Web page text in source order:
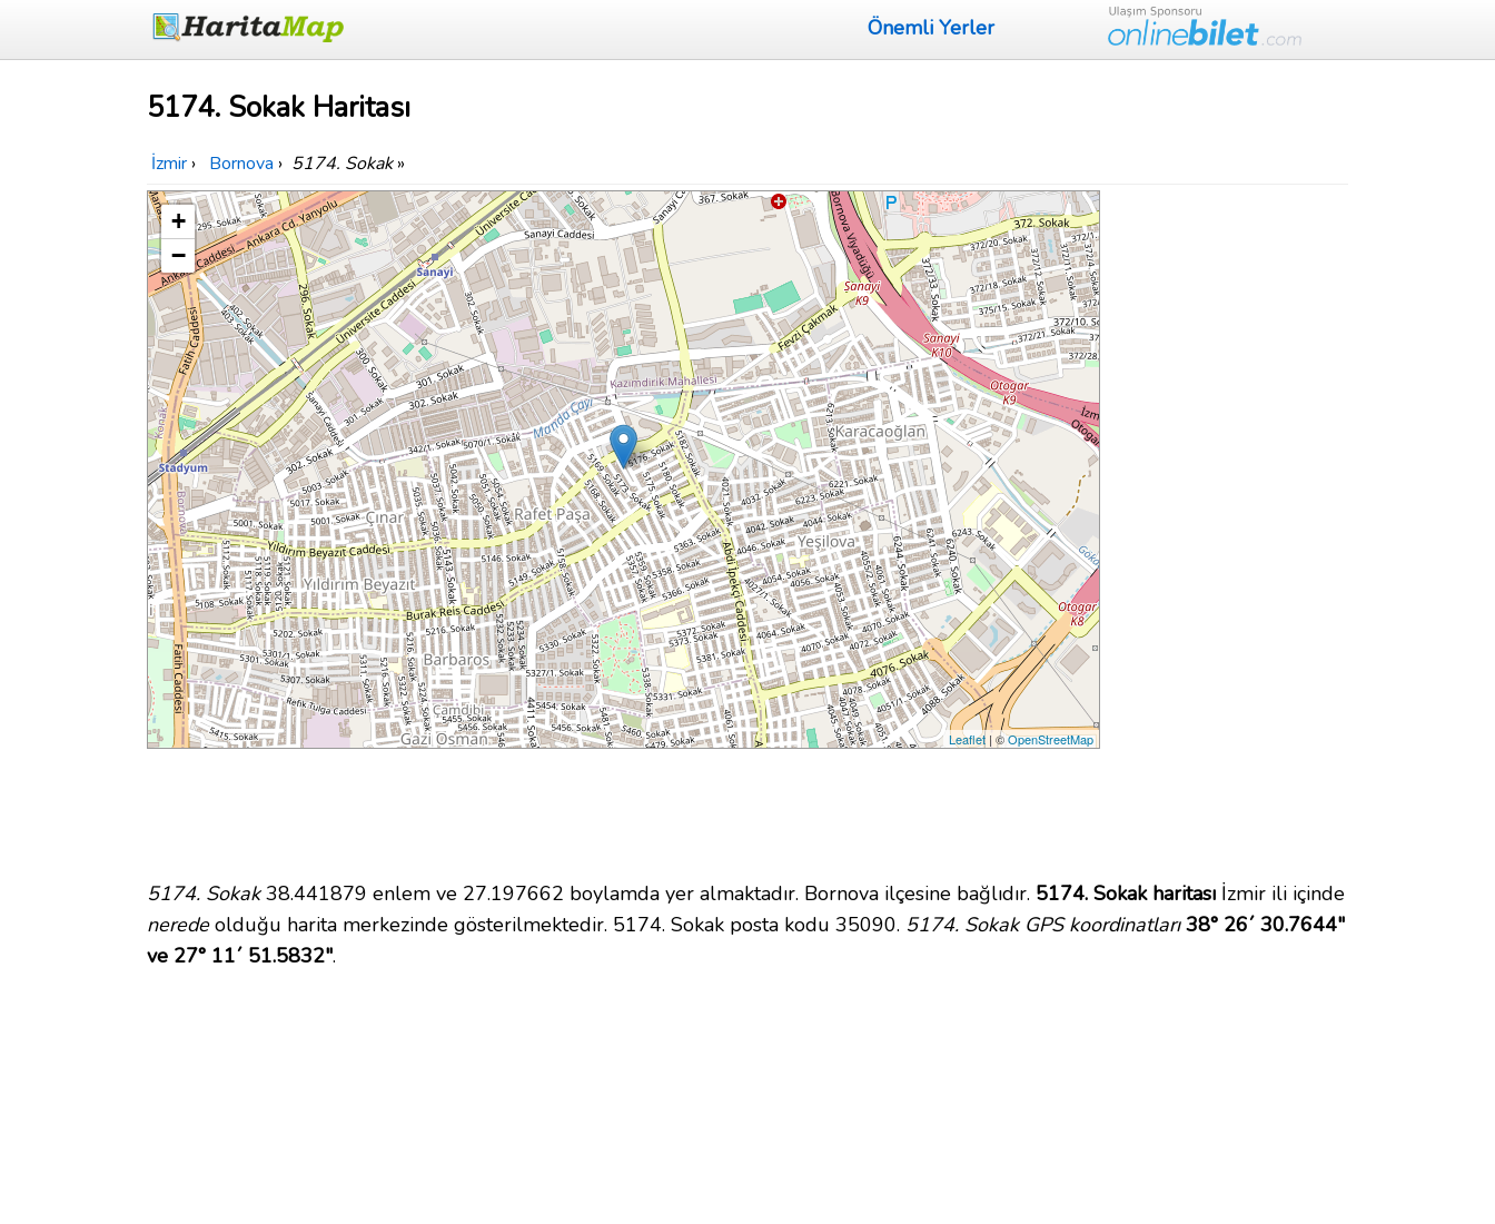
Önemli Yerler
5174. Sokak Haritası
İzmir › Bornova › 5174. Sokak»
+
−
Leaflet | ©OpenStreetMap
5174. Sokak38.441879 enlem ve 27.197662 boylamda yer almaktadır. Bornova ilçesine bağlıdır. 5174. Sokak haritası İzmir ili içinde
neredeolduğu harita merkezinde gösterilmektedir. 5174. Sokak posta kodu 35090. 5174. Sokak GPS koordinatları 38° 26´ 30.7644"
ve 27° 11´ 51.5832".